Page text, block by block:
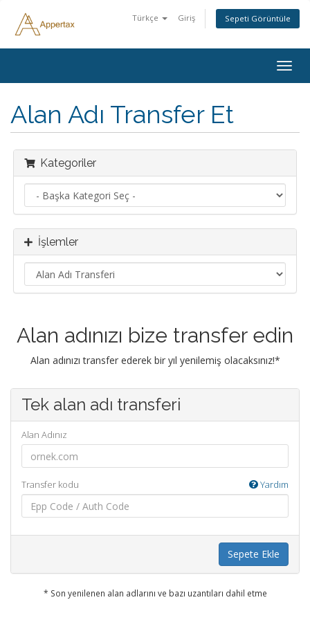
Türkçe Giriş Sepeti Görüntüle
Alan Adı Transfer Et
Kategoriler
İşlemler
Alan adınızı bize transfer edin
Alan adınızı transfer ederek bir yıl yenilemiş olacaksınız!*
Tek alan adı transferi
Alan Adınız
Transfer kodu Yardım
Sepete Ekle
* Son yenilenen alan adlarını ve bazı uzantıları dahil etme